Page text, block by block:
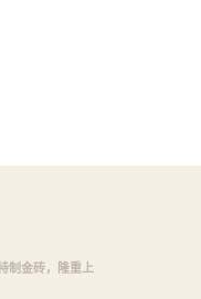
制金砖，隆重上